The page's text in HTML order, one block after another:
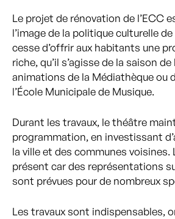
Le projet de rénovation de l’ECC
l’image de la politique culturelle de
cesse d’offrir aux habitants une
riche, qu’il s’agisse de la saison
animations de la Médiathèque ou
l’École Municipale de Musique.
Durant les travaux, le théâtre
programmation, en investissant
la ville et des communes voisines.
présent car des représentations
sont prévues pour de nombreux
Les travaux sont indispensables,